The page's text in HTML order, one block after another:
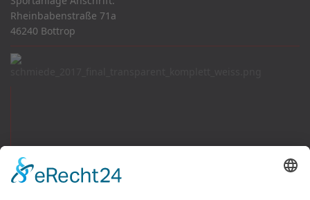
Rheinbabenstraße 71a
46240 Bottrop